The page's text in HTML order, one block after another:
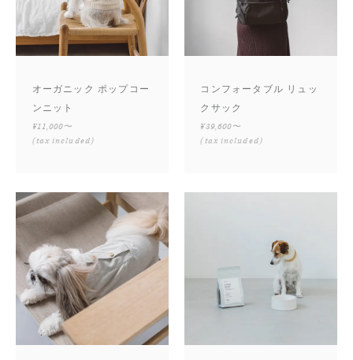
オーガニック ポップコー
ンニット
¥11,000〜
(tax included)
コンフォータブル リュッ
クサック
¥39,600〜
(tax included)